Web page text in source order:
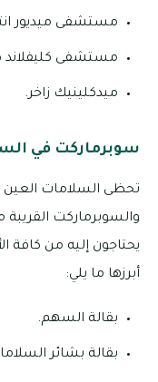
مستشفى ميديور
مستشفى كليفلاند
ميدكلينيك زاخر.
سوبرماركت في
تحظى السلامات
والسوبرماركت
يحتاجون إليه من كافة
أبرزها ما يلي:
بقالة السهم.
بقالة بشائر